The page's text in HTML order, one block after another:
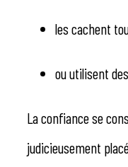
les cachent
ou utilisent
La confiance se
judicieusement